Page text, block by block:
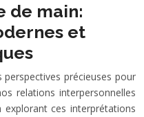
de main:
et
précieuses pour
relations interpersonnelles
ces interprétations